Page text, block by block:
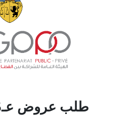
طلب عروض عـ02/2025ـــدد